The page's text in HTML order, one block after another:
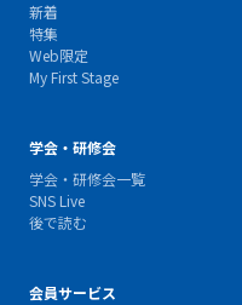
新着
特集
Web限定
My First Stage
学会・研修会
学会・研修会一覧
SNS Live
後で読む
会員サービス